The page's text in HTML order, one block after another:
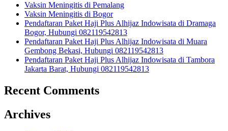
Vaksin Meningitis di Pemalang
Vaksin Meningitis di Bogor
Pendaftaran Paket Haji Plus Alhijaz Indowisata di Dramaga
Bogor, Hubungi 082119542813
Pendaftaran Paket Haji Plus Alhijaz Indowisata di Muara
Gembong Bekasi, Hubungi 082119542813
Pendaftaran Paket Haji Plus Alhijaz Indowisata di Tambora
Jakarta Barat, Hubungi 082119542813
Recent Comments
Archives